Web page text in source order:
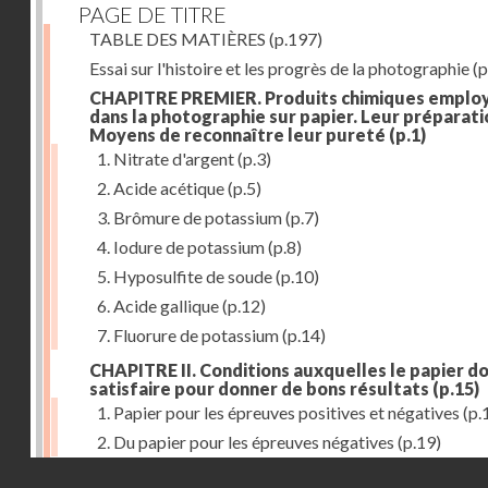
PAGE DE TITRE
TABLE DES MATIÈRES (p.197)
Essai sur l'histoire et les progrès de la photographie
CHAPITRE PREMIER. Produits chimiques
dans la photographie sur papier. Leur
Moyens de reconnaître leur pureté (p.1)
1. Nitrate d'argent(p.3)
2. Acide acétique(p.5)
3. Brômure de potassium(p.7)
4. Iodure de potassium(p.8)
5. Hyposulfite de soude(p.10)
6. Acide gallique(p.12)
7. Fluorure de potassium(p.14)
CHAPITRE II. Conditions auxquelles le papier
satisfaire pour donner de bons résultats (p.15)
1. Papier pour les épreuves positives et négatives
2. Du papier pour les épreuves négatives (p.19)